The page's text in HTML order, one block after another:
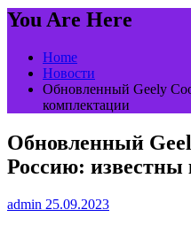
You Are Here
Home
Новости
Обновленный Geely
комплектации
Обновленный
Россию: известны
admin 25.09.2023